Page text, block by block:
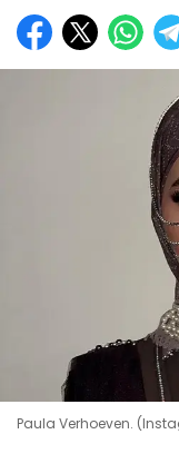
Paula Verhoeven.